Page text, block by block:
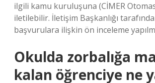
ilgili kamu kuruluşuna (CİMER
iletilebilir. İletişim Başkanlığı
başvurulara ilişkin ön inceleme
Okulda zorbalığa
kalan öğrenciye ne